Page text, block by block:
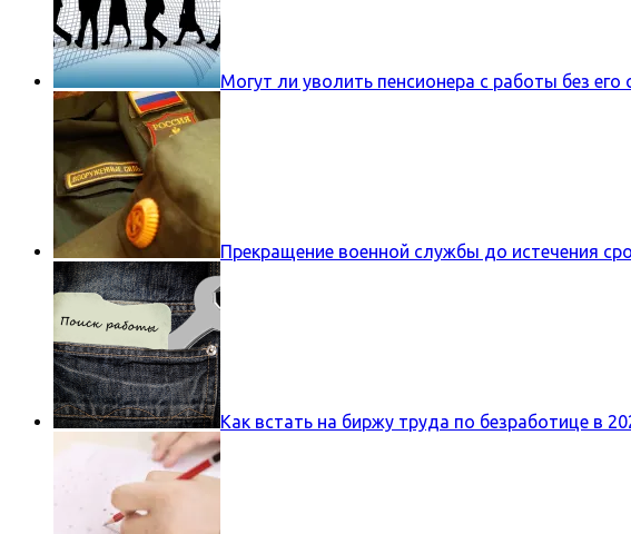
Могут ли уволить пенсионера с работы без его
Прекращение военной службы до истечения
Как встать на биржу труда по безработице в